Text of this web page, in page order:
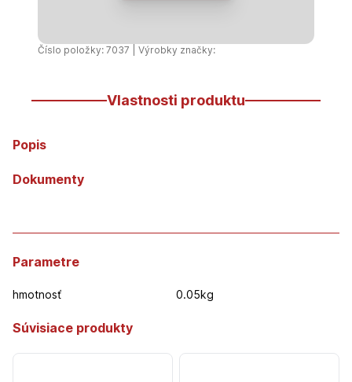
Číslo položky: 7037 | Výrobky značky:
Vlastnosti produktu
Popis
Dokumenty
Parametre
hmotnosť 0.05kg
Súvisiace produkty